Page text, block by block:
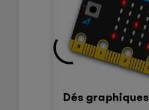
Dés graphiques